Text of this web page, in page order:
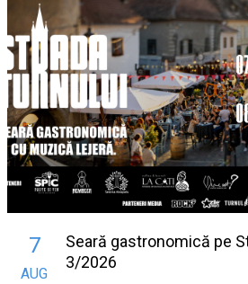
7
AUG
Seară gastronomică pe
3/2026